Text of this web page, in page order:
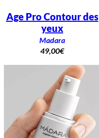
Age Pro Contour des
yeux
Madara
49,00€